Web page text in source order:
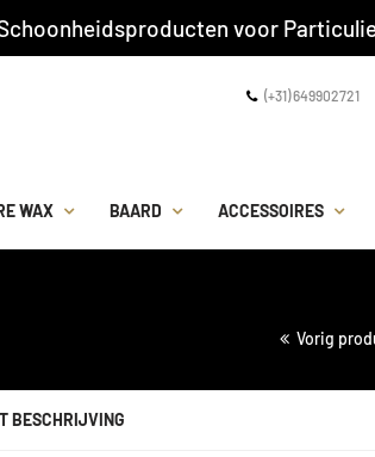
voor
(+31) 649902721
WAX BAARD ACCESSOIRES
Vorig
BESCHRIJVING